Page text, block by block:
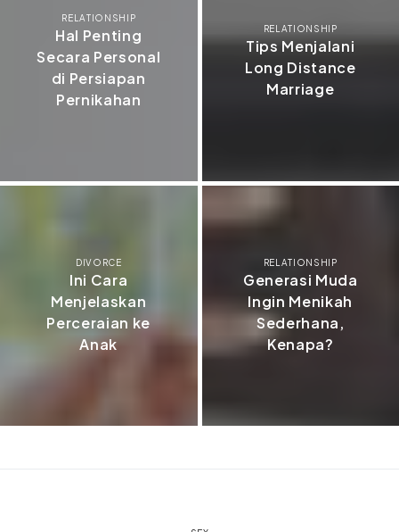
RELATIONSHIP
Hal Penting
Secara Personal
di Persiapan
Pernikahan
RELATIONSHIP
Tips Menjalani
Long Distance
Marriage
DIVORCE
Ini Cara
Menjelaskan
Perceraian ke
Anak
RELATIONSHIP
Generasi Muda
Ingin Menikah
Sederhana,
Kenapa?